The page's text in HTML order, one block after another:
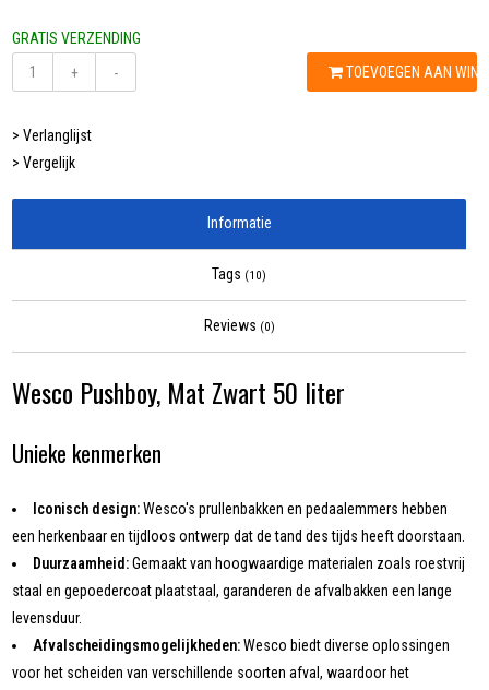
GRATIS VERZENDING
+
- TOEVOEGEN AAN
> Verlanglijst
> Vergelijk
Informatie
Tags (10)
Reviews (0)
Wesco Pushboy, Mat Zwart 50 liter
Unieke kenmerken
Iconisch design:Wesco's prullenbakken en pedaalemmers hebben
een herkenbaar en tijdloos ontwerp dat de tand des tijds heeft doorstaan.
Duurzaamheid:Gemaakt van hoogwaardige materialen zoals roestvrij
staal en gepoedercoat plaatstaal, garanderen de afvalbakken een lange
levensduur.
Afvalscheidingsmogelijkheden:Wesco biedt diverse oplossingen
voor het scheiden van verschillende soorten afval, waardoor het